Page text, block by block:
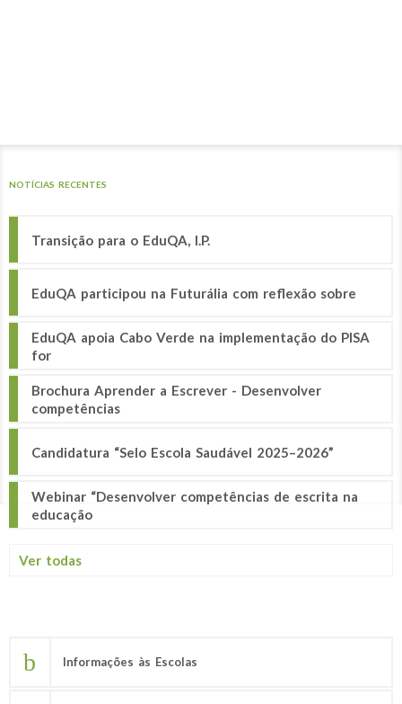
NOTÍCIAS RECENTES
Transição para o EduQA, I.P.
EduQA participou na Futurália com reflexão sobre
EduQA apoia Cabo Verde na implementação do PISA
for
Brochura Aprender a Escrever - Desenvolver
competências
Candidatura “Selo Escola Saudável 2025–2026”
Webinar “Desenvolver competências de escrita na
educação
Ver todas
Informações às Escolas